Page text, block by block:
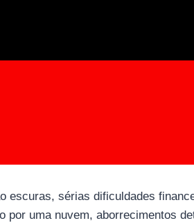
sérias dificuldades
uma nuvem, aborrecimentos